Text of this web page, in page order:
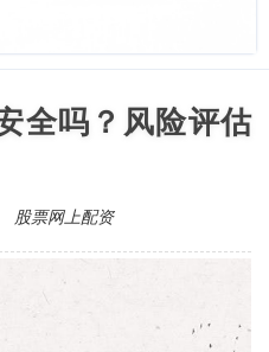
全吗？风险评估
股票网上配资